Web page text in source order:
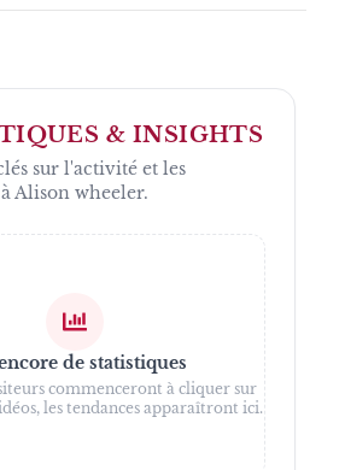
& INSIGHTS
sur l'activité et les
Alison wheeler.
de statistiques
commenceront à cliquer sur
les tendances apparaîtront ici.